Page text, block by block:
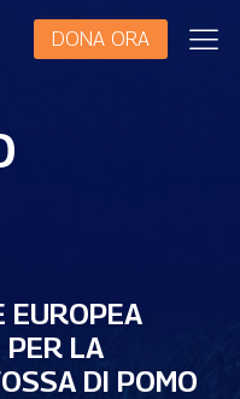
DONA ORA
EUROPEA
PER LA
DI POMO